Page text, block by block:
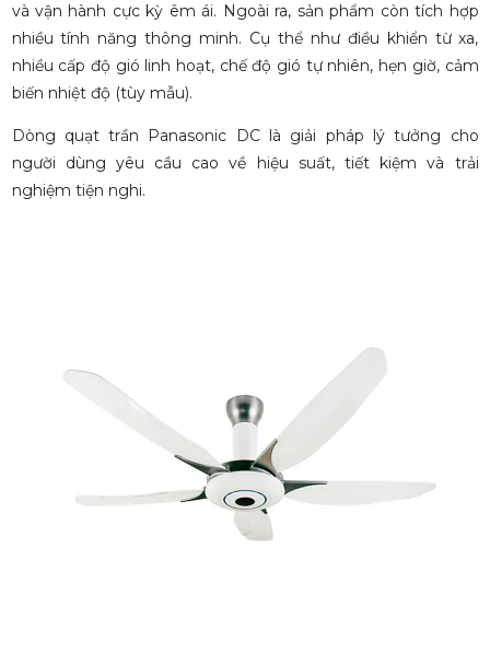
và vận hành cực kỳ êm ái. Ngoài ra, sản phẩm còn tích hợp
nhiều tính năng thông minh. Cụ thể như điều khiển từ xa,
nhiều cấp độ gió linh hoạt, chế độ gió tự nhiên, hẹn giờ, cảm
biến nhiệt độ (tùy mẫu).
Dòng quạt trần Panasonic DC là giải pháp lý tưởng cho
người dùng yêu cầu cao về hiệu suất, tiết kiệm và trải
nghiệm tiện nghi.